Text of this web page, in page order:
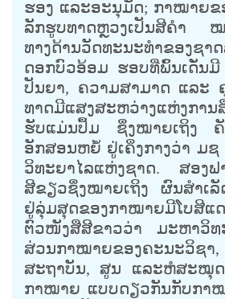
ຮອງ ແລະອະນຸມັດ; ກາໝາຍ
ລັກຮູບທາດຫຼວງເປັນສີຄໍາ ໝ
ທາງດ້ານວັດທະນະທໍາຂອງຊ
ດອກບົວອ້ອມ ຮອບທີ່ພົ້ນເດັ່ນ
ປັນຍາ, ຄວາມສາມາດ ແລະ
ທາດມີແສງສະຫວ່າງແຫ່ງການ
ຮັບແມ່ນປຶ້ມ ຊຶ່ງໝາຍເຖິງ
ອັກສອນຫຍໍ້ ຢູ່ເຄິ່ງກາງວ່າ ມ
ວິທະຍາໄລແຫ່ງຊາດ. ສອງ
ສີຂຽວຊຶ່ງໝາຍເຖິງ ຜົນສໍາເລັ
ຢູ່ລຸ່ມສຸດຂອງກາໝາຍມີໂບ
ຕົວໜັງສືສີຂາວວ່າ ມະຫາວິທ
ສ່ວນກາໝາຍຂອງຄະນະວິ
ສະຖາບັນ, ສູນ ແລະຫໍສະໝຸດ
ກາໝາຍ ແບບດຽວກັນກັບກາ